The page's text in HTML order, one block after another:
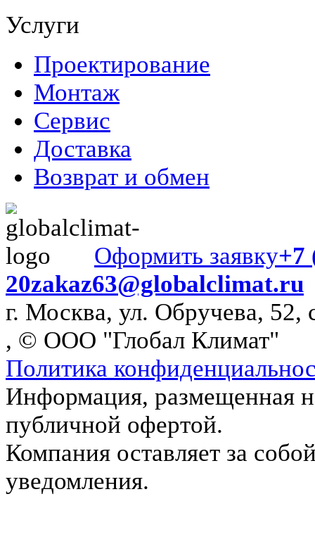
Услуги
Проектирование
Монтаж
Сервис
Доставка
Возврат и обмен
Оформить заявку+7
20zakaz63@globalclimat.ru
г. Москва, ул. Обручева, 52,
, © ООО "Глобал Климат"
Политика
Информация, размещенная
публичной офертой.
Компания оставляет за
уведомления.